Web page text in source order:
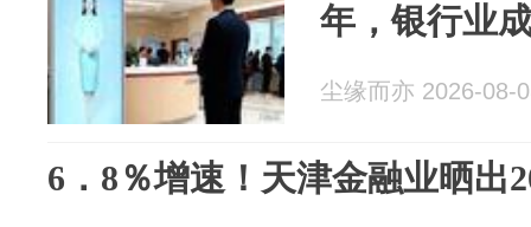
年，银行业
尘缘而亦 2026-08-
6．8％增速！天津金融业晒出